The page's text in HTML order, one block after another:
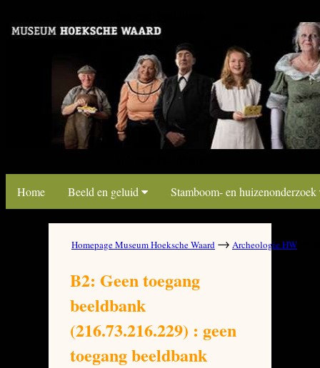
Home Beeld en geluid Stamboom- en huizenonderzoek
Homepage Museum Hoeksche Waard → Archeologie HW
B2: Geen toegang
beeldbank
(216.73.216.229) : geen
toegang beeldbank